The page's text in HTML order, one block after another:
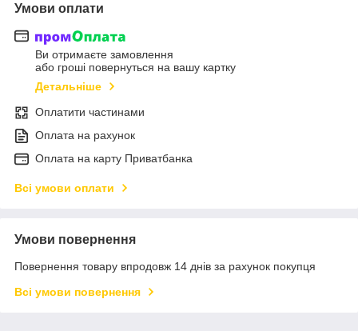
Умови оплати
Ви отримаєте замовлення
або гроші повернуться на вашу картку
Детальніше
Оплатити частинами
Оплата на рахунок
Оплата на карту Приватбанка
Всі умови оплати
Умови повернення
Повернення товару впродовж 14 днів за рахунок покупця
Всі умови повернення